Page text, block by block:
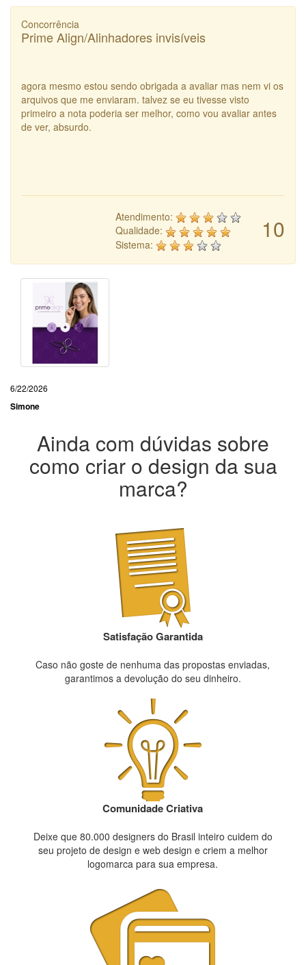
Concorrência
Prime Align/Alinhadores invisíveis
agora mesmo estou sendo obrigada a avaliar mas nem vi os
arquivos que me enviaram. talvez se eu tivesse visto
primeiro a nota poderia ser melhor, como vou avaliar antes
de ver, absurdo.
10
Atendimento:
Qualidade:
Sistema:
6/22/2026
Simone
Ainda com dúvidas sobre
como criar o design da sua
marca?
Satisfação Garantida
Caso não goste de nenhuma das propostas enviadas,
garantimos a devolução do seu dinheiro.
Comunidade Criativa
Deixe que 80.000 designers do Brasil inteiro cuidem do
seu projeto de design e web design e criem a melhor
logomarca para sua empresa.